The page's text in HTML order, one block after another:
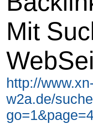
Mit
http://
w2a.de/